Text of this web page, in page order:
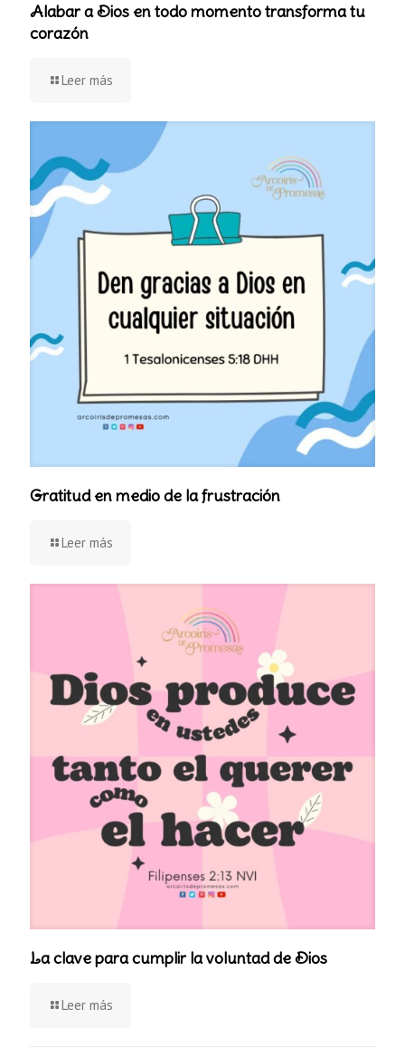
Alabar a Dios en todo momento transforma tu
corazón
Leer más
Gratitud en medio de la frustración
Leer más
La clave para cumplir la voluntad de Dios
Leer más